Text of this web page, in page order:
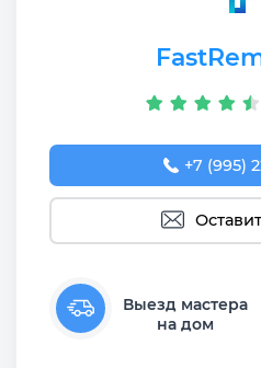
+7 (995)
Выезд мастера
на дом